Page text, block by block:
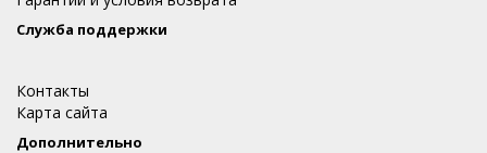
Служба поддержки
Контакты
Карта сайта
Дополнительно